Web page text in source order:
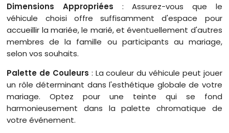
Dimensions Appropriées : Assurez-vous que le
véhicule choisi offre suffisamment d'espace pour
accueillir la mariée, le marié, et éventuellement d'autres
membres de la famille ou participants au mariage,
selon vos souhaits.
Palette de Couleurs : La couleur du véhicule peut jouer
un rôle déterminant dans l'esthétique globale de votre
mariage. Optez pour une teinte qui se fond
harmonieusement dans la palette chromatique de
votre événement.